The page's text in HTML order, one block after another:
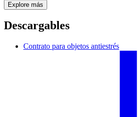
Explore más
Descargables
Contrato para objetos antiestrés